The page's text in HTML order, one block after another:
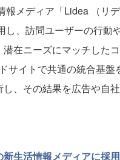
メディア「Lidea （リ
、訪問ユーザーの行動
在ニーズにマッチした
サイトで共通の統合基盤
、その結果を広告や自
生活情報メディアに採用